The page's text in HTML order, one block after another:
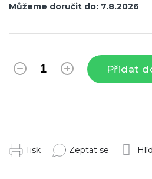
Můžeme doručit do: 7.8.2026
Přidat
Tisk Zeptat se